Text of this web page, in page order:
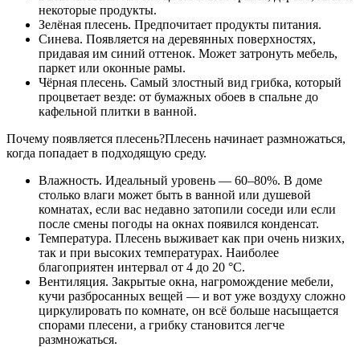
некоторые продукты.
Зелёная плесень. Предпочитает продукты питания.
Синева. Появляется на деревянных поверхностях,
придавая им синий оттенок. Может затронуть мебель,
паркет или оконные рамы.
Чёрная плесень. Самый злостный вид грибка, который
процветает везде: от бумажных обоев в спальне до
кафельной плитки в ванной.
Почему появляется плесень?Плесень начинает размножаться,
когда попадает в подходящую среду.
Влажность. Идеальный уровень — 60–80%. В доме
столько влаги может быть в ванной или душевой
комнатах, если вас недавно затопили соседи или если
после смены погоды на окнах появился конденсат.
Температура. Плесень выживает как при очень низких,
так и при высоких температурах. Наиболее
благоприятен интервал от 4 до 20 °C.
Вентиляция. Закрытые окна, нагромождение мебели,
кучи разбросанных вещей — и вот уже воздуху сложно
циркулировать по комнате, он всё больше насыщается
спорами плесени, а грибку становится легче
размножаться.